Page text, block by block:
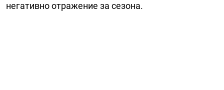
негативно отражение за сезона.